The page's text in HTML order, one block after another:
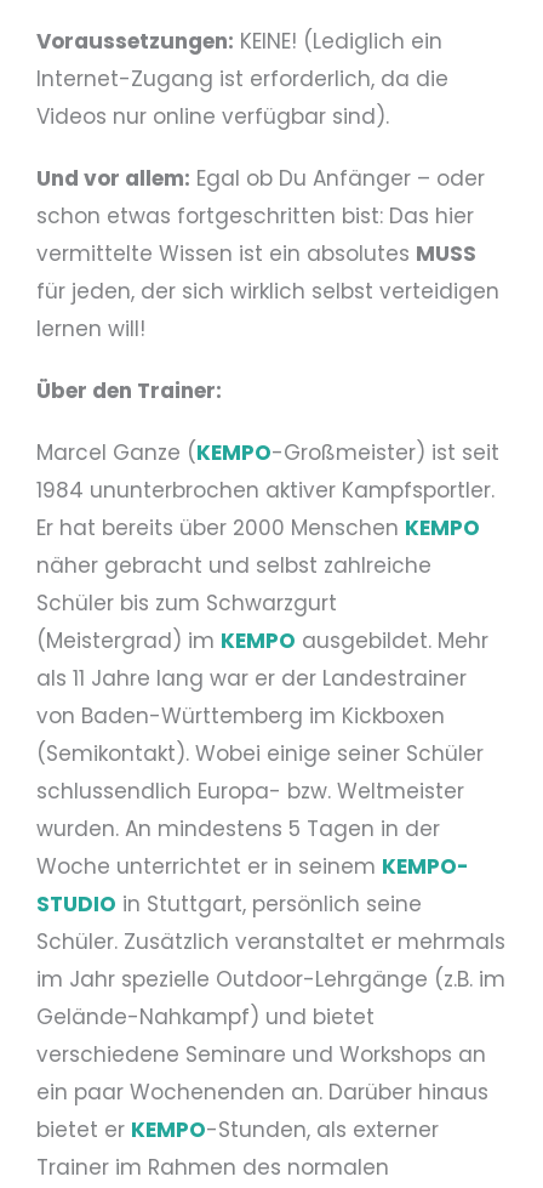
Voraussetzungen: KEINE! (Lediglich ein
Internet-Zugang ist erforderlich, da die
Videos nur online verfügbar sind).
Und vor allem: Egal ob Du Anfänger – oder
schon etwas fortgeschritten bist: Das hier
vermittelte Wissen ist ein absolutes MUSS
für jeden, der sich wirklich selbst verteidigen
lernen will!
Über den Trainer:
Marcel Ganze (KEMPO-Großmeister) ist seit
1984 ununterbrochen aktiver Kampfsportler.
Er hat bereits über 2000 Menschen KEMPO
näher gebracht und selbst zahlreiche
Schüler bis zum Schwarzgurt
(Meistergrad) im KEMPO ausgebildet. Mehr
als 11 Jahre lang war er der Landestrainer
von Baden-Württemberg im Kickboxen
(Semikontakt). Wobei einige seiner Schüler
schlussendlich Europa- bzw. Weltmeister
wurden. An mindestens 5 Tagen in der
Woche unterrichtet er in seinem KEMPO-
STUDIO in Stuttgart, persönlich seine
Schüler. Zusätzlich veranstaltet er mehrmals
im Jahr spezielle Outdoor-Lehrgänge (z.B. im
Gelände-Nahkampf) und bietet
verschiedene Seminare und Workshops an
ein paar Wochenenden an. Darüber hinaus
bietet er KEMPO-Stunden, als externer
Trainer im Rahmen des normalen